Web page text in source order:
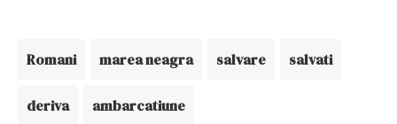
Romani marea neagra salvare salvati
deriva ambarcatiune